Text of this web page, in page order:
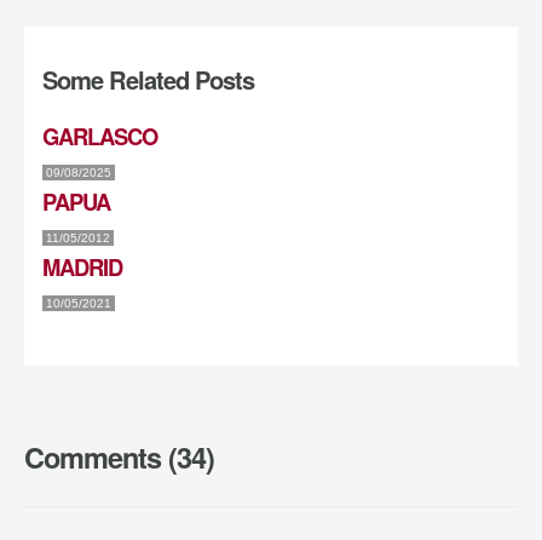
Some Related Posts
GARLASCO
09/08/2025
PAPUA
11/05/2012
MADRID
10/05/2021
Comments (34)